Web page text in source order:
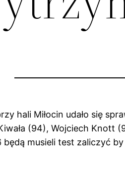
hali Miłocin udało się
(94), Wojciech Knott
będą musieli test zaliczyć